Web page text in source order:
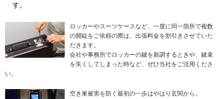
す。
ロッカーやスーツケースなど、一度に同一箇所で複数
の開錠をご依頼の際は、出張料金を割引きさせていた
だきます。
会社や事務所でロッカーの鍵を新調するときや、鍵束
を失くしてしまった時など、ぜひ当社をご活用くださ
い。
空き巣被害を防ぐ最初の一歩はやはり玄関から。